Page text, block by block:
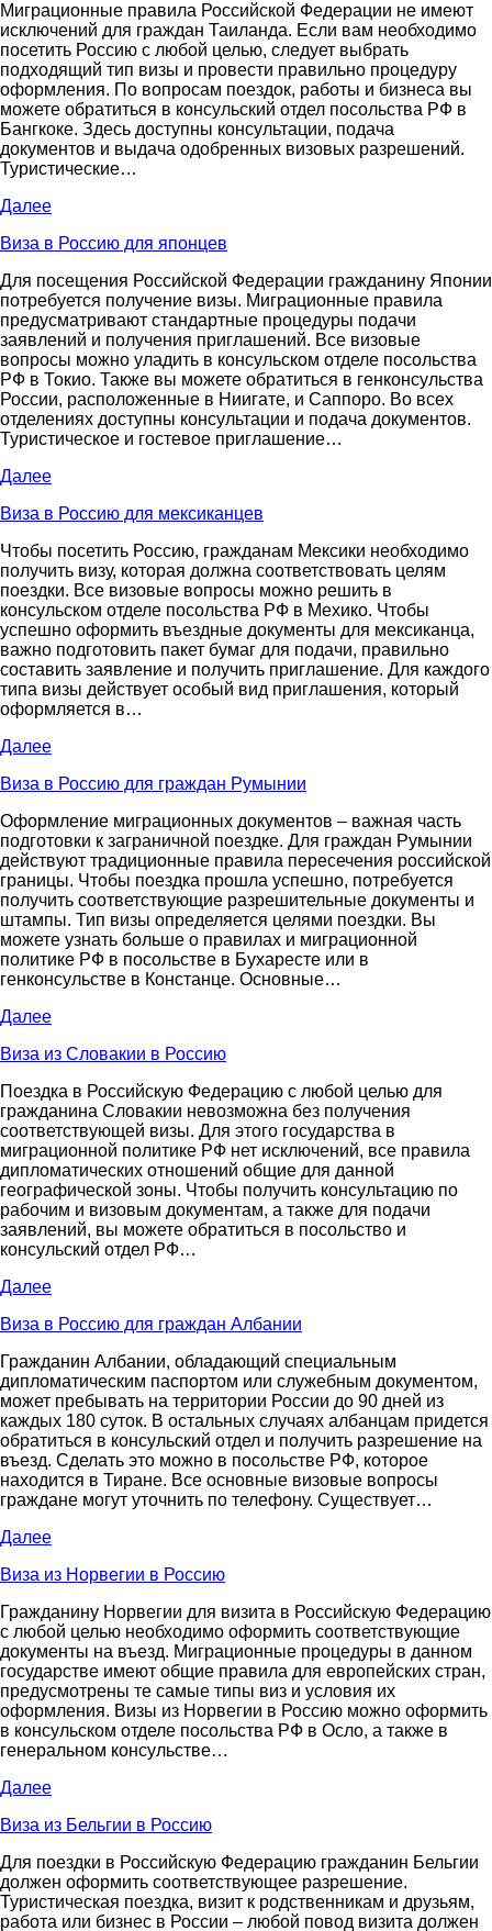
Миграционные правила Российской Федерации не имеют
исключений для граждан Таиланда. Если вам необходимо
посетить Россию с любой целью, следует выбрать
подходящий тип визы и провести правильно процедуру
оформления. По вопросам поездок, работы и бизнеса вы
можете обратиться в консульский отдел посольства РФ в
Бангкоке. Здесь доступны консультации, подача
документов и выдача одобренных визовых разрешений.
Туристические…
Далее
Виза в Россию для японцев
Для посещения Российской Федерации гражданину Японии
потребуется получение визы. Миграционные правила
предусматривают стандартные процедуры подачи
заявлений и получения приглашений. Все визовые
вопросы можно уладить в консульском отделе посольства
РФ в Токио. Также вы можете обратиться в генконсульства
России, расположенные в Ниигате, и Саппоро. Во всех
отделениях доступны консультации и подача документов.
Туристическое и гостевое приглашение…
Далее
Виза в Россию для мексиканцев
Чтобы посетить Россию, гражданам Мексики необходимо
получить визу, которая должна соответствовать целям
поездки. Все визовые вопросы можно решить в
консульском отделе посольства РФ в Мехико. Чтобы
успешно оформить въездные документы для мексиканца,
важно подготовить пакет бумаг для подачи, правильно
составить заявление и получить приглашение. Для каждого
типа визы действует особый вид приглашения, который
оформляется в…
Далее
Виза в Россию для граждан Румынии
Оформление миграционных документов – важная часть
подготовки к заграничной поездке. Для граждан Румынии
действуют традиционные правила пересечения российской
границы. Чтобы поездка прошла успешно, потребуется
получить соответствующие разрешительные документы и
штампы. Тип визы определяется целями поездки. Вы
можете узнать больше о правилах и миграционной
политике РФ в посольстве в Бухаресте или в
генконсульстве в Констанце. Основные…
Далее
Виза из Словакии в Россию
Поездка в Российскую Федерацию с любой целью для
гражданина Словакии невозможна без получения
соответствующей визы. Для этого государства в
миграционной политике РФ нет исключений, все правила
дипломатических отношений общие для данной
географической зоны. Чтобы получить консультацию по
рабочим и визовым документам, а также для подачи
заявлений, вы можете обратиться в посольство и
консульский отдел РФ…
Далее
Виза в Россию для граждан Албании
Гражданин Албании, обладающий специальным
дипломатическим паспортом или служебным документом,
может пребывать на территории России до 90 дней из
каждых 180 суток. В остальных случаях албанцам придется
обратиться в консульский отдел и получить разрешение на
въезд. Сделать это можно в посольстве РФ, которое
находится в Тиране. Все основные визовые вопросы
граждане могут уточнить по телефону. Существует…
Далее
Виза из Норвегии в Россию
Гражданину Норвегии для визита в Российскую Федерацию
с любой целью необходимо оформить соответствующие
документы на въезд. Миграционные процедуры в данном
государстве имеют общие правила для европейских стран,
предусмотрены те самые типы виз и условия их
оформления. Визы из Норвегии в Россию можно оформить
в консульском отделе посольства РФ в Осло, а также в
генеральном консульстве…
Далее
Виза из Бельгии в Россию
Для поездки в Российскую Федерацию гражданин Бельгии
должен оформить соответствующее разрешение.
Туристическая поездка, визит к родственникам и друзьям,
работа или бизнес в России – любой повод визита должен